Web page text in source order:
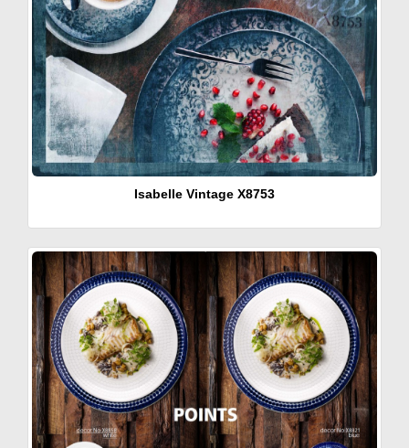
Isabelle Vintage X8753